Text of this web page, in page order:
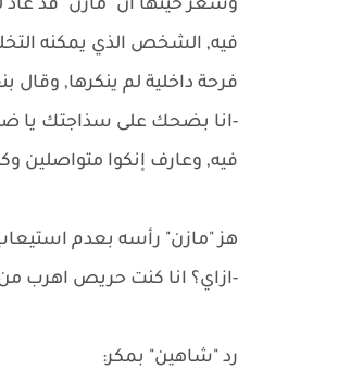
وشعر حينها أن "مازن" قد عاد
فيه, الشخص الذي يمكنه
فرحة داخلية لم ينكرها, وقال
-انا بضحك على سذاجتك يا
فيه, وعارف إنكوا متواصلين
هز "مازن" رأسه بعدم
-ازاي؟ انا كنت حريص اهرب
رد "شاهين" بمكر: